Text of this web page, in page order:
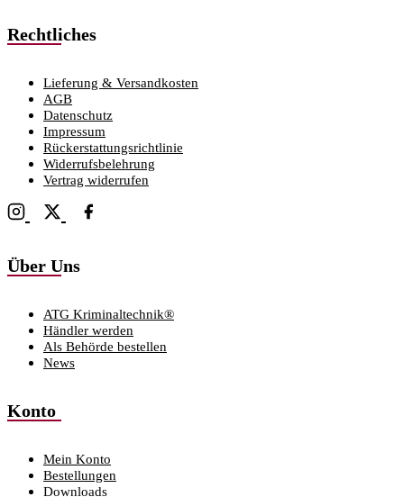
Rechtliches
Lieferung & Versandkosten
AGB
Datenschutz
Impressum
Rückerstattungsrichtlinie
Widerrufsbelehrung
Vertrag widerrufen
Über Uns
ATG Kriminaltechnik®
Händler werden
Als Behörde bestellen
News
Konto
Mein Konto
Bestellungen
Downloads